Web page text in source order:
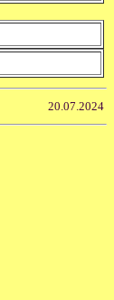
20.07.2024